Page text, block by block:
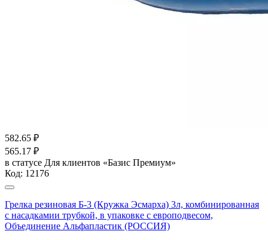
582.65 ₽
565.17 ₽
в статусе Для клиентов «Базис Премиум»
Код: 12176
Грелка резиновая Б-3 (Кружка Эсмарха) 3л, комбинированная
с насадкамии трубкой, в упаковке с европодвесом,
Объединение Альфапластик (РОССИЯ)